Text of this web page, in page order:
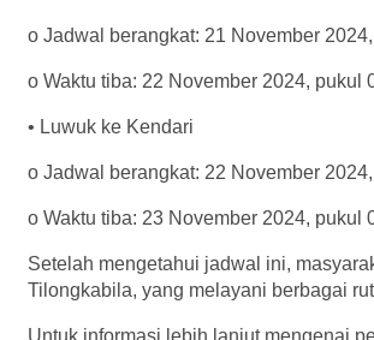
o Jadwal berangkat: 21 November
o Waktu tiba: 22 November 2024, pukul
• Luwuk ke Kendari
o Jadwal berangkat: 22 November
o Waktu tiba: 23 November 2024, pukul
Setelah mengetahui jadwal ini,
Tilongkabila, yang melayani berbagai
Untuk informasi lebih lanjut mengenai